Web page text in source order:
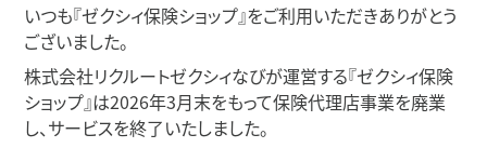
いつも『ゼクシィ保険ショップ』をご利用いただきありがとう
ございました。
株式会社リクルートゼクシィなびが運営する『ゼクシィ保険
ショップ』は2026年3月末をもって保険代理店事業を廃業
し、サービスを終了いたしました。